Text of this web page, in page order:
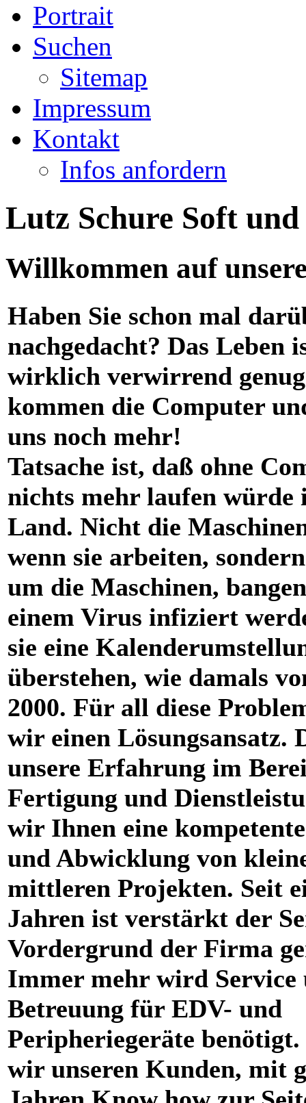
Portrait
Suchen
Sitemap
Impressum
Kontakt
Infos anfordern
Lutz Schure Soft
Willkommen auf
Haben Sie schon mal
nachgedacht? Das Leben
wirklich verwirrend
kommen die Computer
uns noch mehr!
Tatsache ist, daß ohne
nichts mehr laufen würde
Land. Nicht die
wenn sie arbeiten,
um die Maschinen,
einem Virus infiziert
sie eine
überstehen, wie damals
2000. Für all diese
wir einen Lösungsansatz.
unsere Erfahrung im
Fertigung und
wir Ihnen eine
und Abwicklung von
mittleren Projekten. Seit
Jahren ist verstärkt der
Vordergrund der Firma
Immer mehr wird Service
Betreuung für EDV- und
Peripheriegeräte
wir unseren Kunden, mit